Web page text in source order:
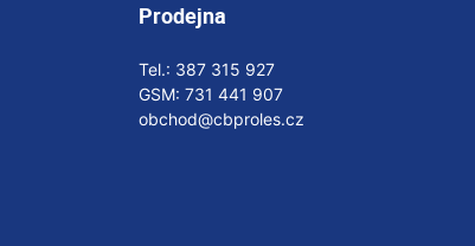
Prodejna
Tel.: 387 315 927
GSM: 731 441 907
obchod@cbproles.cz